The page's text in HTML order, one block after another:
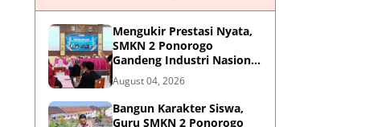
Mengukir Prestasi Nyata,
SMKN 2 Ponorogo
Gandeng Industri Nasional
Demi Sesuaikan
Kurikulum dengan
Kebutuhan Dunia Kerja
August 04, 2026
Bangun Karakter Siswa,
Guru SMKN 2 Ponorogo